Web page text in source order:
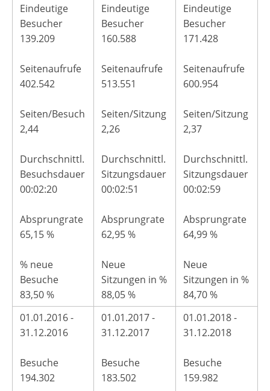
Eindeutige
Besucher
139.209
Seitenaufrufe
402.542
Seiten/Besuch
2,44
Durchschnittl.
Besuchsdauer
00:02:20
Absprungrate
65,15 %
% neue
Besuche
83,50 %
Eindeutige
Besucher
160.588
Seitenaufrufe
513.551
Seiten/Sitzung
2,26
Durchschnittl.
Sitzungsdauer
00:02:51
Absprungrate
62,95 %
Neue
Sitzungen in %
88,05 %
Eindeutige
Besucher
171.428
Seitenaufrufe
600.954
Seiten/Sitzung
2,37
Durchschnittl.
Sitzungsdauer
00:02:59
Absprungrate
64,99 %
Neue
Sitzungen in %
84,70 %
01.01.2016 -
31.12.2016
Besuche
194.302
01.01.2017 -
31.12.2017
Besuche
183.502
01.01.2018 -
31.12.2018
Besuche
159.982